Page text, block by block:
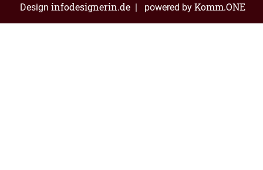
Design infodesignerin.de | powered by Komm.ONE